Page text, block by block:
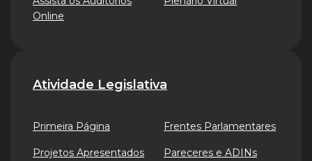
Online
Atividade Legislativa
Primeira Página
Projetos Apresentados
Frentes Parlamentares
Pareceres e ADINs